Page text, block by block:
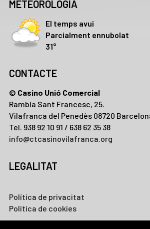
METEOROLOGIA
El temps avui
Parcialment ennubolat
31°
CONTACTE
© Casino Unió Comercial
Rambla Sant Francesc, 25.
Vilafranca del Penedès 08720
Tel. 938 92 10 91 / 638 62 35 38
info@ctcasinovilafranca.org
LEGALITAT
Política de privacitat
Política de cookies